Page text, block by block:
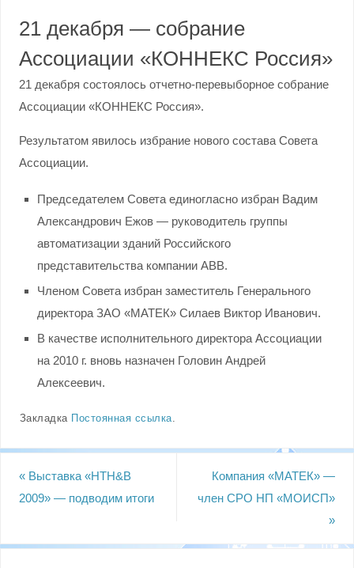
21 декабря — собрание
Ассоциации «КОННЕКС Россия»
21 декабря состоялось отчетно-перевыборное собрание
Ассоциации «КОННЕКС Россия».
Результатом явилось избрание нового состава Совета
Ассоциации.
Председателем Совета единогласно избран Вадим
Александрович Ежов — руководитель группы
автоматизации зданий Российского
представительства компании ABB.
Членом Совета избран заместитель Генерального
директора ЗАО «МАТЕК» Силаев Виктор Иванович.
В качестве исполнительного директора Ассоциации
на 2010 г. вновь назначен Головин Андрей
Алексеевич.
Закладка Постоянная ссылка
«Выставка «HTH&B
2009» — подводим итоги
Компания «МАТЕК» —
член СРО НП «МОИСП»
»